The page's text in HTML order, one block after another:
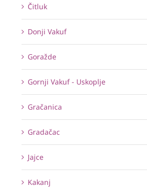
Čitluk
Donji Vakuf
Goražde
Gornji Vakuf - Uskoplje
Gračanica
Gradačac
Jajce
Kakanj